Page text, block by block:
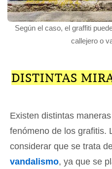
Según el caso, el graffiti
callejero o
DISTINTAS
Existen distintas
fenómeno de los grafitis.
considerar que se trata
vandalismo, ya que se